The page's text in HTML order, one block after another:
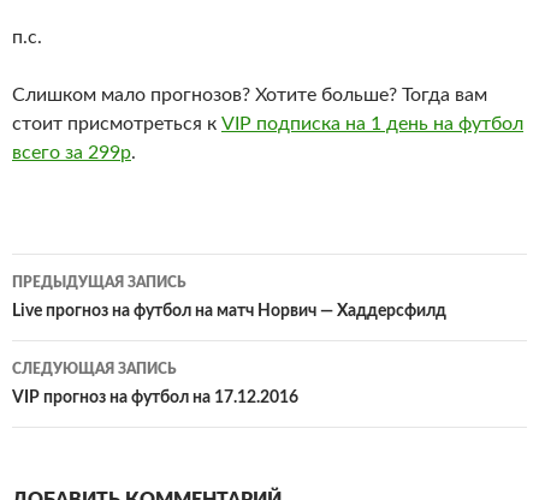
п.с.
Слишком мало прогнозов? Хотите больше? Тогда вам
стоит присмотреться к VIP подписка на 1 день на футбол
всего за 299р.
Навигация
по
записям
ПРЕДЫДУЩАЯ ЗАПИСЬ
Live прогноз на футбол на матч Норвич — Хаддерсфилд
СЛЕДУЮЩАЯ ЗАПИСЬ
VIP прогноз на футбол на 17.12.2016